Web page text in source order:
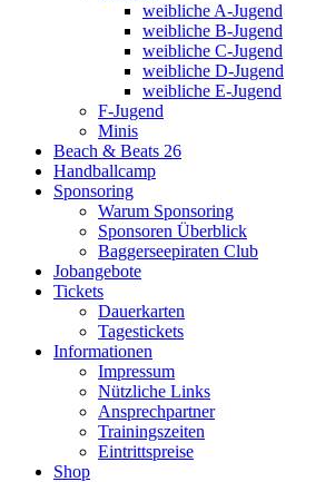
weibliche A-Jugend
weibliche B-Jugend
weibliche C-Jugend
weibliche D-Jugend
weibliche E-Jugend
F-Jugend
Minis
Beach & Beats 26
Handballcamp
Sponsoring
Warum Sponsoring
Sponsoren Überblick
Baggerseepiraten Club
Jobangebote
Tickets
Dauerkarten
Tagestickets
Informationen
Impressum
Nützliche Links
Ansprechpartner
Trainingszeiten
Eintrittspreise
Shop